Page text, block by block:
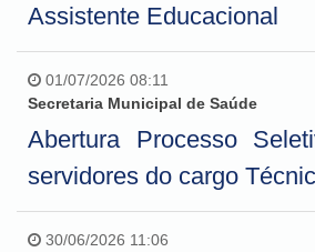
Assistente Educacional
01/07/2026 08:11
Secretaria Municipal de Saúde
Abertura Processo
servidores do cargo
30/06/2026 11:06